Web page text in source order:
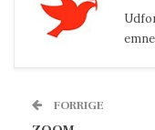
FORRIGE